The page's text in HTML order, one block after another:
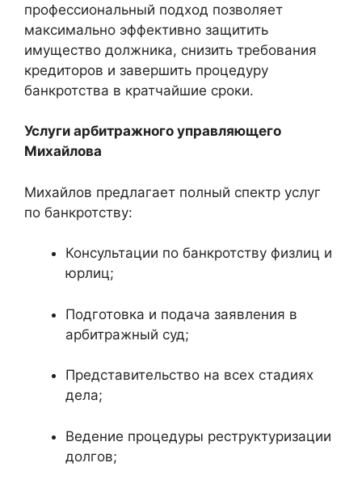
профессиональный подход позволяет
максимально эффективно защитить
имущество должника, снизить требования
кредиторов и завершить процедуру
банкротства в кратчайшие сроки.
Услуги арбитражного управляющего
Михайлова
Михайлов предлагает полный спектр услуг
по банкротству:
Консультации по банкротству физлиц и
юрлиц;
Подготовка и подача заявления в
арбитражный суд;
Представительство на всех стадиях
дела;
Ведение процедуры реструктуризации
долгов;